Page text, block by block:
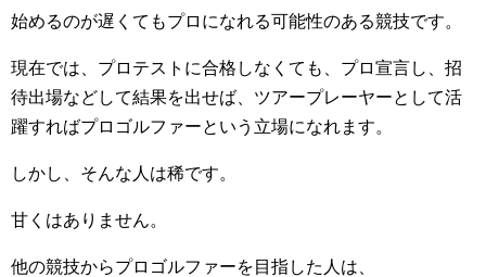
始めるのが遅くてもプロになれる可能性のある競技です。
現在では、プロテストに合格しなくても、プロ宣言し、招
待出場などして結果を出せば、ツアープレーヤーとして活
躍すればプロゴルファーという立場になれます。
しかし、そんな人は稀です。
甘くはありません。
他の競技からプロゴルファーを目指した人は、